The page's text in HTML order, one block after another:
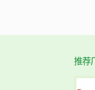
推荐